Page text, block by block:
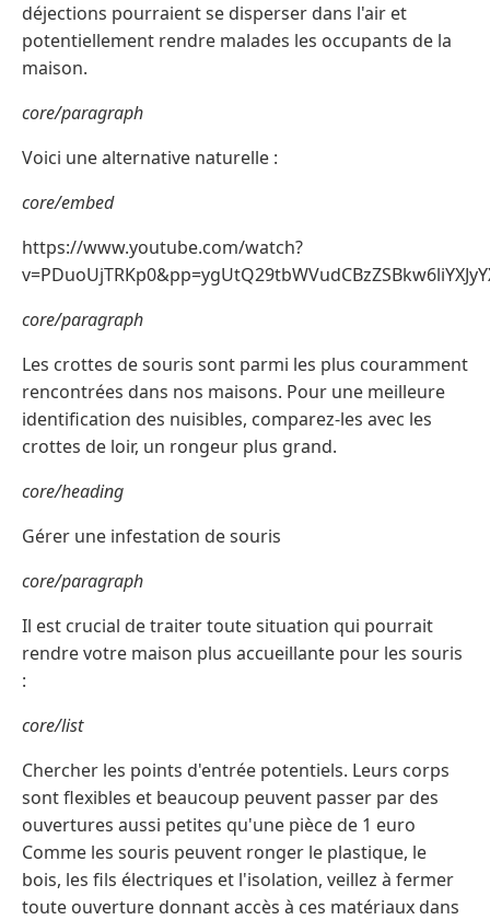
déjections pourraient se disperser dans l'air et
potentiellement rendre malades les occupants de la
maison.
core/paragraph
Voici une alternative naturelle :
core/embed
https://www.youtube.com/watch?
core/paragraph
Les crottes de souris sont parmi les plus couramment
rencontrées dans nos maisons. Pour une meilleure
identification des nuisibles, comparez-les avec les
crottes de loir, un rongeur plus grand.
core/heading
Gérer une infestation de souris
core/paragraph
Il est crucial de traiter toute situation qui pourrait
rendre votre maison plus accueillante pour les souris
:
core/list
Chercher les points d'entrée potentiels. Leurs corps
sont flexibles et beaucoup peuvent passer par des
ouvertures aussi petites qu'une pièce de 1 euro
Comme les souris peuvent ronger le plastique, le
bois, les fils électriques et l'isolation, veillez à fermer
toute ouverture donnant accès à ces matériaux dans